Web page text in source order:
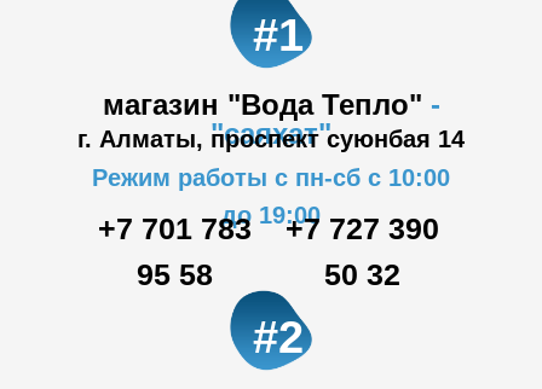
магазин "Вода Тепло" -
"саяхат"
#1
г. Алматы, проспект суюнбая 14
Режим работы с пн-сб с 10:00
до 19:00
+7 701 783
95 58
#2
+7 727 390
50 32